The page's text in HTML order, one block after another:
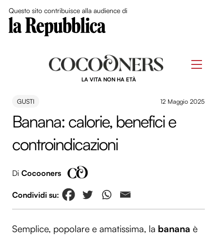
Questo sito contribuisce alla audience di
LA VITA NON HA ETÀ
GUSTI 12 Maggio 2025
Banana: calorie, benefici e
controindicazioni
Di Cocooners
Semplice, popolare e amatissima, la banana è